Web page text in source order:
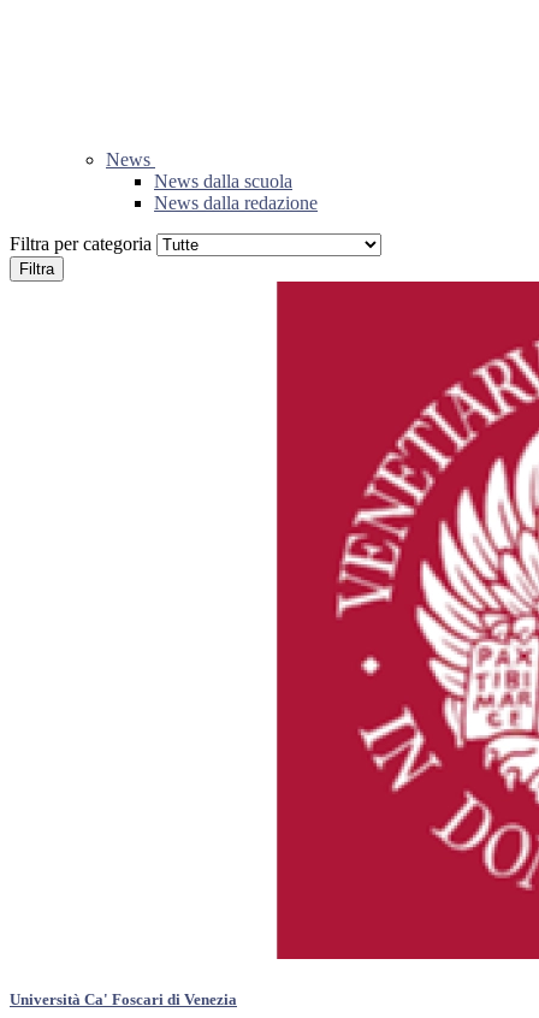
News
News dalla scuola
News dalla redazione
Filtra per categoria
Filtra
Università Ca' Foscari di Venezia